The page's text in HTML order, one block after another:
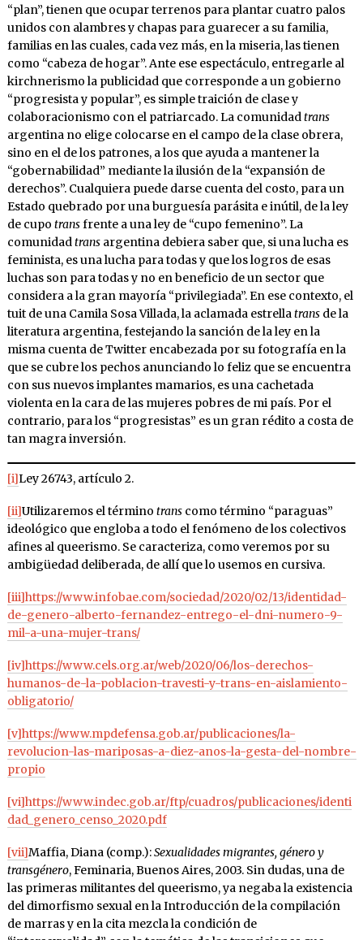
“plan”, tienen que ocupar terrenos para plantar cuatro palos
unidos con alambres y chapas para guarecer a su familia,
familias en las cuales, cada vez más, en la miseria, las tienen
como “cabeza de hogar”. Ante ese espectáculo, entregarle al
kirchnerismo la publicidad que corresponde a un gobierno
“progresista y popular”, es simple traición de clase y
colaboracionismo con el patriarcado. La comunidad trans
argentina no elige colocarse en el campo de la clase obrera,
sino en el de los patrones, a los que ayuda a mantener la
“gobernabilidad” mediante la ilusión de la “expansión de
derechos”. Cualquiera puede darse cuenta del costo, para un
Estado quebrado por una burguesía parásita e inútil, de la ley
de cupo transfrente a una ley de “cupo femenino”. La
comunidad transargentina debiera saber que, si una lucha es
feminista, es una lucha para todas y que los logros de esas
luchas son para todas y no en beneficio de un sector que
considera a la gran mayoría “privilegiada”. En ese contexto, el
tuit de una Camila Sosa Villada, la aclamada estrella transde la
literatura argentina, festejando la sanción de la ley en la
misma cuenta de Twitter encabezada por su fotografía en la
que se cubre los pechos anunciando lo feliz que se encuentra
con sus nuevos implantes mamarios, es una cachetada
violenta en la cara de las mujeres pobres de mi país. Por el
contrario, para los “progresistas” es un gran rédito a costa de
tan magra inversión.
[i]Ley 26743, artículo 2.
[ii]Utilizaremos el término transcomo término “paraguas”
ideológico que engloba a todo el fenómeno de los colectivos
afines al queerismo. Se caracteriza, como veremos por su
ambigüedad deliberada, de allí que lo usemos en cursiva.
[iii]https://www.infobae.com/sociedad/2020/02/13/identidad-
de-genero-alberto-fernandez-entrego-el-dni-numero-9-
mil-a-una-mujer-trans/
[iv]https://www.cels.org.ar/web/2020/06/los-derechos-
humanos-de-la-poblacion-travesti-y-trans-en-aislamiento-
obligatorio/
[v]https://www.mpdefensa.gob.ar/publicaciones/la-
revolucion-las-mariposas-a-diez-anos-la-gesta-del-nombre-
propio
[vi]https://www.indec.gob.ar/ftp/cuadros/publicaciones/identi
dad_genero_censo_2020.pdf
[vii]Maffia, Diana (comp.):Sexualidades migrantes, género y
transgénero, Feminaria, Buenos Aires, 2003. Sin dudas, una de
las primeras militantes del queerismo, ya negaba la existencia
del dimorfismo sexual en la Introducción de la compilación
de marras y en la cita mezcla la condición de